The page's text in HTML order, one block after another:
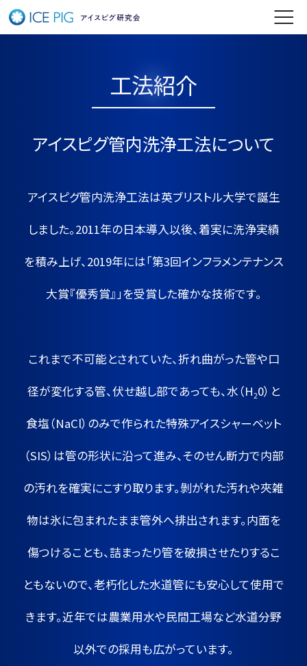
工法紹介
アイスピグ管内洗浄工法について
アイスピグ管内洗浄工法は英ブリストル大学で誕生
しました。2011年の日本導入以後、着実に洗浄実績
を積み上げ、2019年には「第3回インフラメンテナンス
大賞『優秀賞』」を受賞した確かな技術です。
これまで不可能とされていた、折れ曲がった管や口
径が変化する管、伏せ越し部であっても、水（H20）と
食塩（NaCl）のみで作られた特殊アイスシャーベット
（SIS）は管の形状に沿って進み、そのせん断力で内部
の汚れを確実にこすり取ります。剝がれた汚れや夾雑
物は氷に包まれたまま管外へ排出されます。内面を
傷つけることも、詰まったり管を破損させたりするこ
ともないので、老朽化した水道管にも安心して使用で
きます。近年では農業用水や民間工場など水道分野
以外での採用も広がっています。